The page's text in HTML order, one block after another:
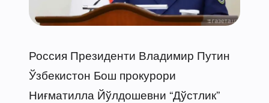
Россия Президенти Владимир Путин
Ўзбекистон Бош прокурори
Ниғматилла Йўлдошевни “Дўстлик”